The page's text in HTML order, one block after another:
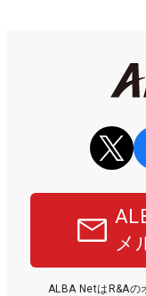
メ
ALBA NetはR&Aの